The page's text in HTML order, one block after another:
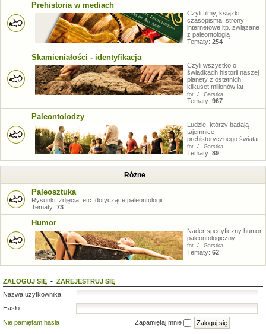
Prehistoria w mediach
Czyli filmy, książki,
czasopisma, strony
internetowe itp. związane
z paleontologią
Tematy: 254
Skamieniałości - identyfikacja
Czyli wszystko o
świadkach historii naszej
planety z ostatnich
kilkuset milionów lat
fot. J. Garstka
Tematy: 967
Paleontolodzy
Ludzie, którzy badają
tajemnice
prehistorycznego świata
fot. J. Garstka
Tematy: 89
Różne
Paleosztuka
Rysunki, zdjęcia, etc. dotyczące paleontologii
Tematy: 73
Humor
Nader specyficzny humor
paleontologiczny
fot. J. Garstka
Tematy: 62
ZALOGUJ SIĘ • ZAREJESTRUJ SIĘ
Nazwa użytkownika:
Hasło:
Nie pamiętam hasła
Zapamiętaj mnie